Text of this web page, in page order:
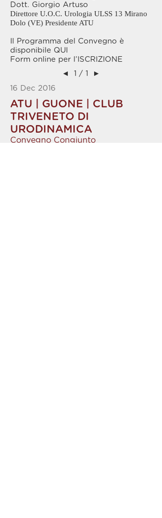
Dott. Giorgio Artuso
Direttore U.O.C. Urologia ULSS 13 Mirano
Dolo (VE) Presidente ATU
Il Programma del Convegno è
disponibile QUI
Form online per l’ ISCRIZIONE
◄
1 / 1
►
16 Dec 2016
ATU | GUONE | CLUB
TRIVENETO DI
URODINAMICA
Convegno Congiunto